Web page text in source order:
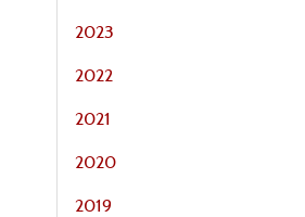
2023
2022
2021
2020
2019